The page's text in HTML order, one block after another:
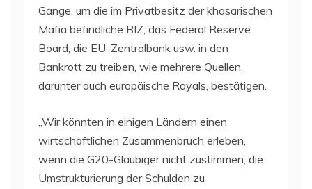
Gange, um die im Privatbesitz der khasarischen
Mafia befindliche BIZ, das Federal Reserve
Board, die EU-Zentralbank usw. in den
Bankrott zu treiben, wie mehrere Quellen,
darunter auch europäische Royals, bestätigen.
„Wir könnten in einigen Ländern einen
wirtschaftlichen Zusammenbruch erleben,
wenn die G20-Gläubiger nicht zustimmen, die
Umstrukturierung der Schulden zu